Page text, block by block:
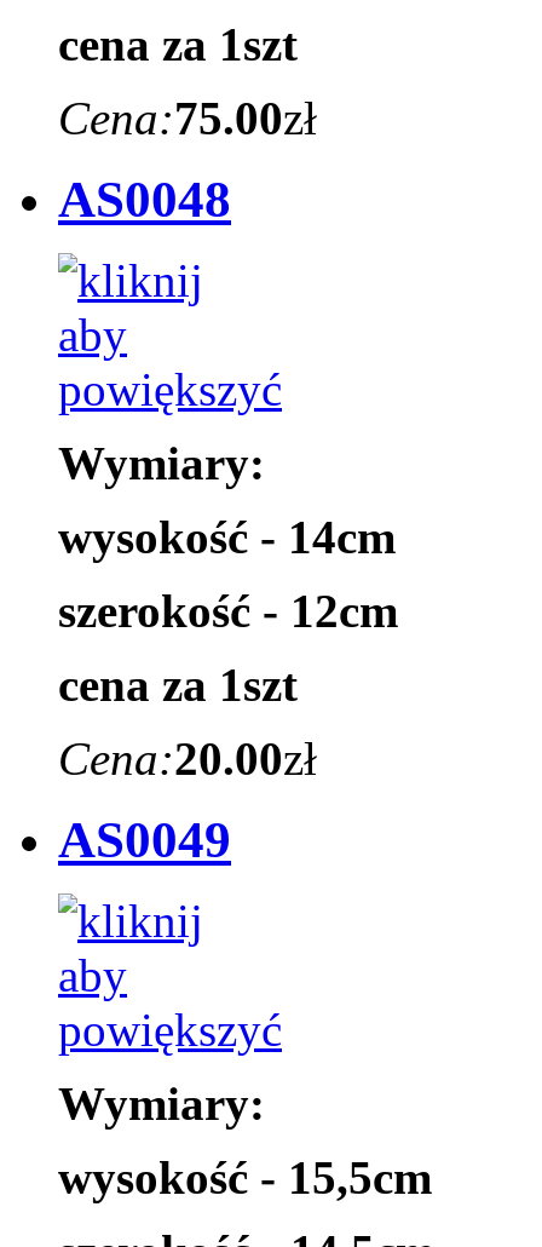
cena za 1szt
Cena:75.00zł
AS0048
Wymiary:
wysokość - 14cm
szerokość - 12cm
cena za 1szt
Cena:20.00zł
AS0049
Wymiary:
wysokość - 15,5cm